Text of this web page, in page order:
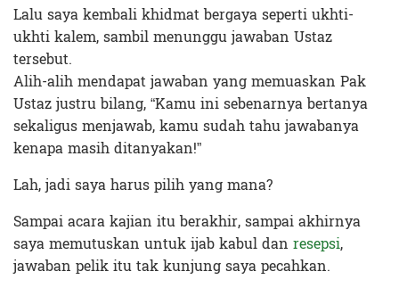
Lalu saya kembali khidmat bergaya seperti ukhti-
ukhti kalem, sambil menunggu jawaban Ustaz
tersebut.
Alih-alih mendapat jawaban yang memuaskan Pak
Ustaz justru bilang, “Kamu ini sebenarnya bertanya
sekaligus menjawab, kamu sudah tahu jawabanya
kenapa masih ditanyakan!”
Lah, jadi saya harus pilih yang mana?
Sampai acara kajian itu berakhir, sampai akhirnya
saya memutuskan untuk ijab kabul dan resepsi,
jawaban pelik itu tak kunjung saya pecahkan.